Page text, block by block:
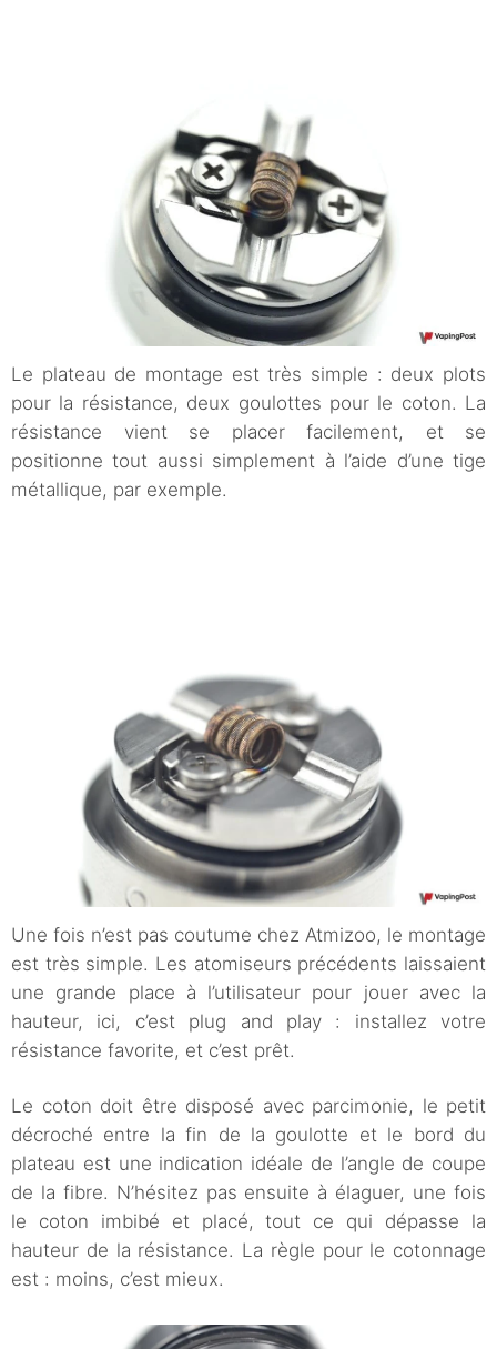
Le plateau de montage est très simple : deux plots
pour la résistance, deux goulottes pour le coton. La
résistance vient se placer facilement, et se
positionne tout aussi simplement à l’aide d’une tige
métallique, par exemple.
Une fois n’est pas coutume chez Atmizoo, le montage
est très simple. Les atomiseurs précédents laissaient
une grande place à l’utilisateur pour jouer avec la
hauteur, ici, c’est plug and play : installez votre
résistance favorite, et c’est prêt.
Le coton doit être disposé avec parcimonie, le petit
décroché entre la fin de la goulotte et le bord du
plateau est une indication idéale de l’angle de coupe
de la fibre. N’hésitez pas ensuite à élaguer, une fois
le coton imbibé et placé, tout ce qui dépasse la
hauteur de la résistance. La règle pour le cotonnage
est : moins, c’est mieux.